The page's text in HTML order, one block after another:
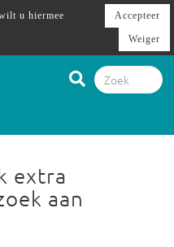
extra
aan
u hiermee
Accepteer
Weiger